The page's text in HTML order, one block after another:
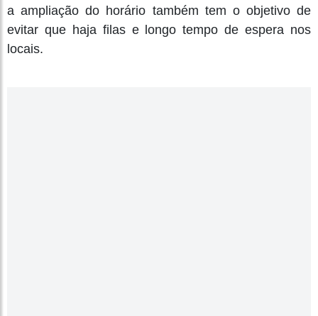
a ampliação do horário também tem o objetivo de
evitar que haja filas e longo tempo de espera nos
locais.